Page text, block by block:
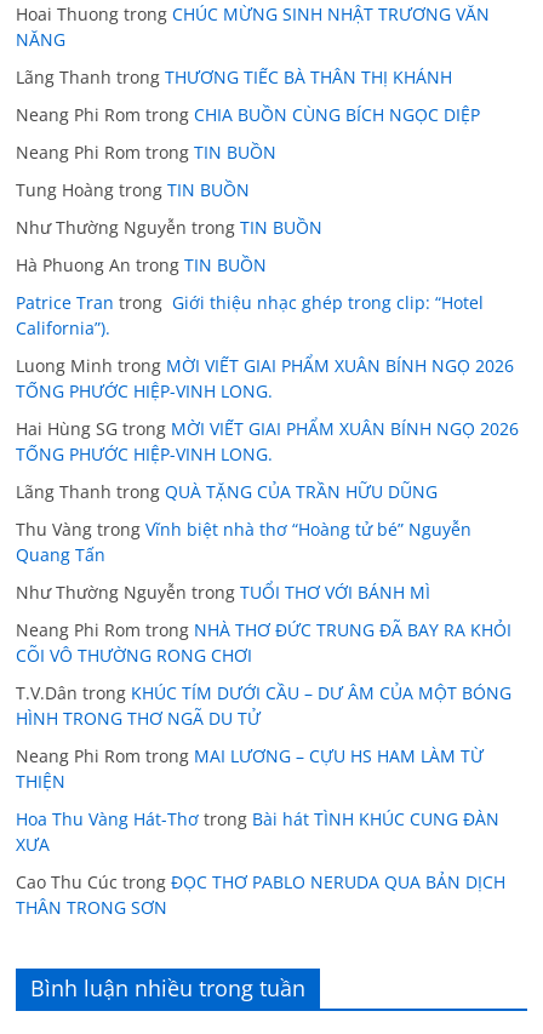
Hoai Thuong trongCHÚC MỪNG SINH NHẬT TRƯƠNG VĂN
NĂNG
Lãng Thanh trongTHƯƠNG TIẾC BÀ THÂN THỊ KHÁNH
Neang Phi Rom trongCHIA BUỒN CÙNG BÍCH NGỌC DIỆP
Neang Phi Rom trongTIN BUỒN
Tung Hoàng trongTIN BUỒN
Như Thường Nguyễn trongTIN BUỒN
Hà Phuong An trongTIN BUỒN
Patrice Tran trong Giới thiệu nhạc ghép trong clip: “Hotel
California”).
Luong Minh trong MỜI VIẾT GIAI PHẨM XUÂN BÍNH NGỌ 2026
TỐNG PHƯỚC HIỆP-VINH LONG.
Hai Hùng SG trong MỜI VIẾT GIAI PHẨM XUÂN BÍNH NGỌ 2026
TỐNG PHƯỚC HIỆP-VINH LONG.
Lãng Thanh trongQUÀ TẶNG CỦA TRẦN HỮU DŨNG
Thu Vàng trongVĩnh biệt nhà thơ “Hoàng tử bé” Nguyễn
Quang Tấn
Như Thường Nguyễn trongTUỔI THƠ VỚI BÁNH MÌ
Neang Phi Rom trong NHÀ THƠ ĐỨC TRUNG ĐÃ BAY RA KHỎI
CÕI VÔ THƯỜNG RONG CHƠI
T.V.Dân trong KHÚC TÍM DƯỚI CẦU – DƯ ÂM CỦA MỘT BÓNG
HÌNH TRONG THƠ NGÃ DU TỬ
Neang Phi Rom trong MAI LƯƠNG – CỰU HS HAM LÀM TỪ
THIỆN
Hoa Thu Vàng Hát-Thơ trong Bài hát TÌNH KHÚC CUNG ĐÀN
XƯA
Cao Thu Cúc trongĐỌC THƠ PABLO NERUDA QUA BẢN DỊCH
THÂN TRONG SƠN
Bình luận nhiều trong tuần